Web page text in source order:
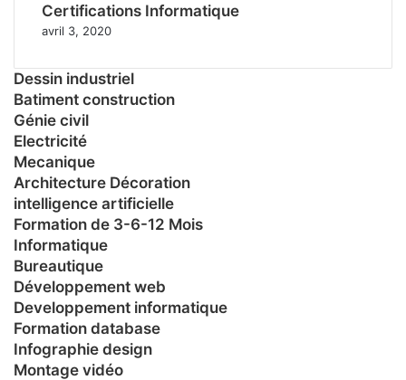
Certifications Informatique
avril 3, 2020
Dessin industriel
Batiment construction
Génie civil
Electricité
Mecanique
Architecture Décoration
intelligence artificielle
Formation de 3-6-12 Mois
Informatique
Bureautique
Développement web
Developpement informatique
Formation database
Infographie design
Montage vidéo